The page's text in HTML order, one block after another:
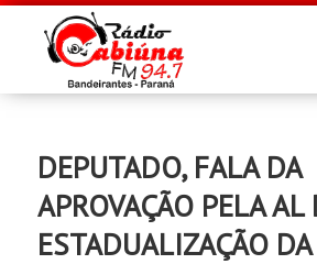
DEPUTADO, FALA DA
APROVAÇÃO PELA AL
ESTADUALIZAÇÃO